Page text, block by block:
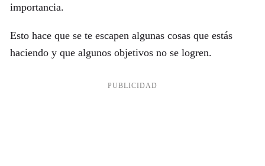
importancia.
Esto hace que se te escapen algunas cosas que estás
haciendo y que algunos objetivos no se logren.